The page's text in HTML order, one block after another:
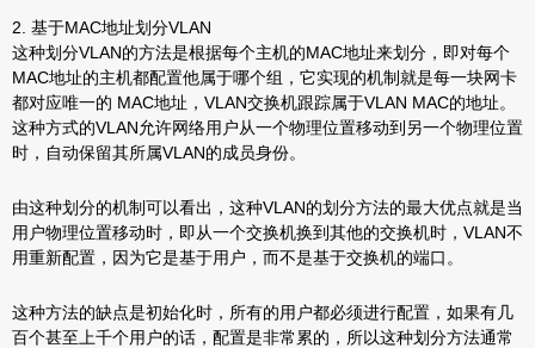
2. 基于MAC地址划分VLAN
这种划分VLAN的方法是根据每个主机的MAC地址来划分，即对每个
MAC地址的主机都配置他属于哪个组，它实现的机制就是每一块网卡
都对应唯一的 MAC地址，VLAN交换机跟踪属于VLAN MAC的地址。
这种方式的VLAN允许网络用户从一个物理位置移动到另一个物理位置
时，自动保留其所属VLAN的成员身份。
由这种划分的机制可以看出，这种VLAN的划分方法的最大优点就是当
用户物理位置移动时，即从一个交换机换到其他的交换机时，VLAN不
用重新配置，因为它是基于用户，而不是基于交换机的端口。
这种方法的缺点是初始化时，所有的用户都必须进行配置，如果有几
百个甚至上千个用户的话，配置是非常累的，所以这种划分方法通常